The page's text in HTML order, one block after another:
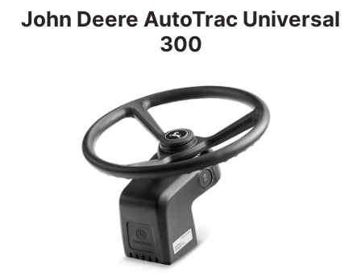
John Deere AutoTrac Universal
300